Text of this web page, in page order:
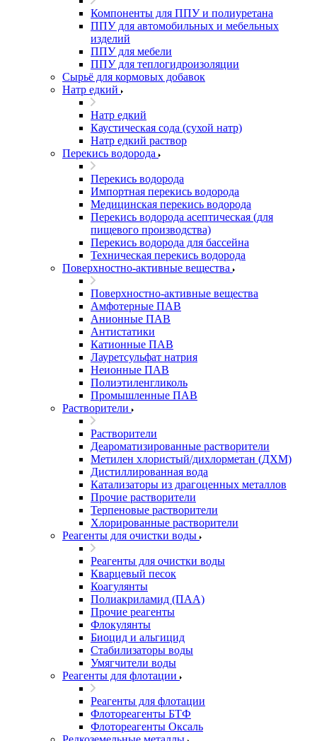
Компоненты для ППУ и полиуретана
ППУ для автомобильных и мебельных
изделий
ППУ для мебели
ППУ для теплогидроизоляции
Сырьё для кормовых добавок
Натр едкий
Натр едкий
Каустическая сода (сухой натр)
Натр едкий раствор
Перекись водорода
Перекись водорода
Импортная перекись водорода
Медицинская перекись водорода
Перекись водорода асептическая (для
пищевого производства)
Перекись водорода для бассейна
Техническая перекись водорода
Поверхностно-активные вещества
Поверхностно-активные вещества
Амфотерные ПАВ
Анионные ПАВ
Антистатики
Катионные ПАВ
Лауретсульфат натрия
Неионные ПАВ
Полиэтиленгликоль
Промышленные ПАВ
Растворители
Растворители
Деароматизированные растворители
Метилен хлористый/дихлорметан (ДХМ)
Дистиллированная вода
Катализаторы из драгоценных металлов
Прочие растворители
Терпеновые растворители
Хлорированные растворители
Реагенты для очистки воды
Реагенты для очистки воды
Кварцевый песок
Коагулянты
Полиакриламид (ПАА)
Прочие реагенты
Флокулянты
Биоцид и альгицид
Стабилизаторы воды
Умягчители воды
Реагенты для флотации
Реагенты для флотации
Флотореагенты БТФ
Флотореагенты Оксаль